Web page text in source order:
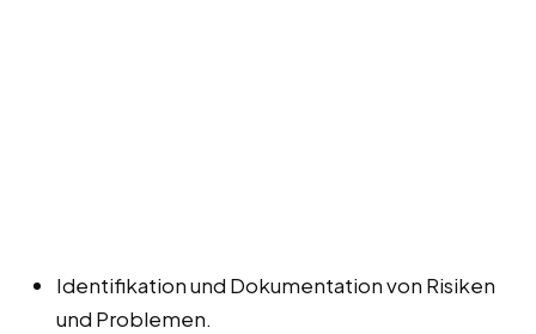
Identifikation und Dokumentation von Risiken
und Problemen.